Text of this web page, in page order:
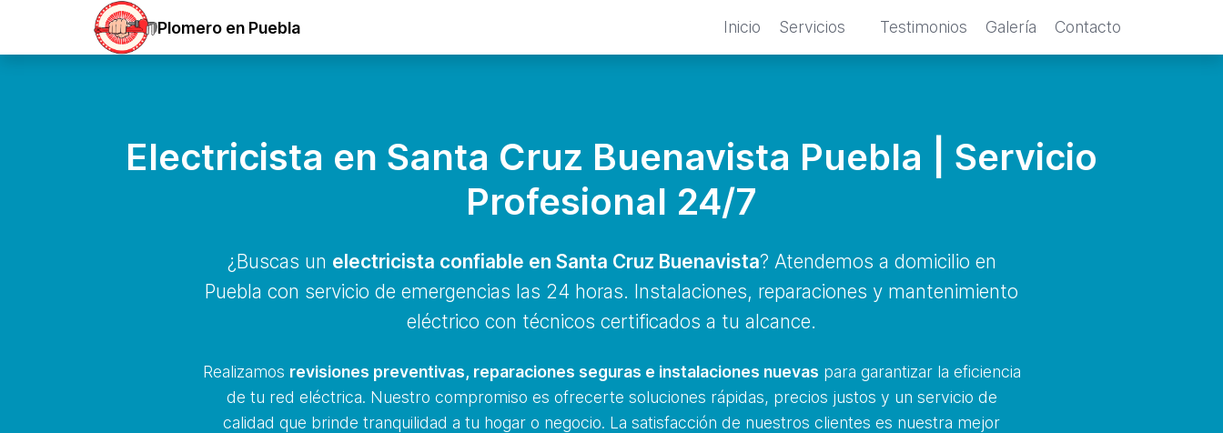
Plomero en Puebla Inicio Servicios Testimonios Galería Contacto
Electricista en Santa Cruz Buenavista Puebla | Servicio
Profesional 24/7
¿Buscas un electricista confiable en Santa Cruz Buenavista? Atendemos a domicilio en
Puebla con servicio de emergencias las 24 horas. Instalaciones, reparaciones y mantenimiento
eléctrico con técnicos certificados a tu alcance.
Realizamos revisiones preventivas, reparaciones seguras e instalaciones nuevas para garantizar la eficiencia
de tu red eléctrica. Nuestro compromiso es ofrecerte soluciones rápidas, precios justos y un servicio de
calidad que brinde tranquilidad a tu hogar o negocio. La satisfacción de nuestros clientes es nuestra mejor